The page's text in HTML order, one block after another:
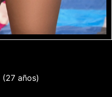
(27 años)